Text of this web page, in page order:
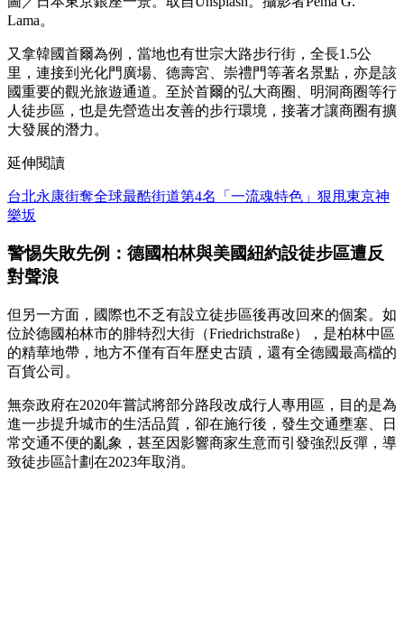
Lama。
又拿韓國首爾為例，當地也有世宗大路步行街，全長1.5公
里，連接到光化門廣場、德壽宮、崇禮門等著名景點，亦是該
國重要的觀光旅遊通道。至於首爾的弘大商圈、明洞商圈等行
人徒步區，也是先營造出友善的步行環境，接著才讓商圈有擴
大發展的潛力。
延伸閱讀
台北永康街奪全球最酷街道第4名「一流魂特色」狠甩東京神
樂坂
警惕失敗先例：德國柏林與美國紐約設徒步區遭反
對聲浪
但另一方面，國際也不乏有設立徒步區後再改回來的個案。如
位於德國柏林市的腓特烈大街（Friedrichstraße），是柏林中區
的精華地帶，地方不僅有百年歷史古蹟，還有全德國最高檔的
百貨公司。
無奈政府在2020年嘗試將部分路段改成行人專用區，目的是為
進一步提升城市的生活品質，卻在施行後，發生交通壅塞、日
常交通不便的亂象，甚至因影響商家生意而引發強烈反彈，導
致徒步區計劃在2023年取消。